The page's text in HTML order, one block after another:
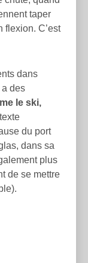
taper
flexion. C’est
dans
a des
le ski,
du port
dans sa
plus
de se mettre